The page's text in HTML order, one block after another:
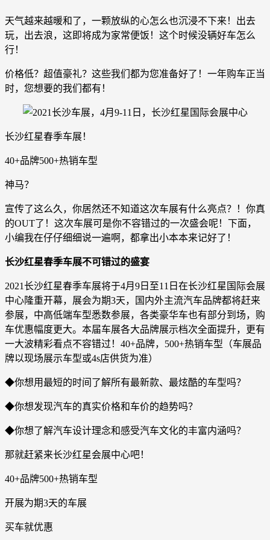
天气越来越暖和了，一颗放纵的心怎么也沉浸不下来！出去
玩，出去浪，这即将成为家常便饭！这个时候没辆好车怎么
行！
价格低？超值豪礼？这些我们都为您准备好了！一年购车正当
时，您想要的我们都有！
长沙红星春季车展！
40+品牌500+热销车型
神马？
宣传了这么久，你居然还不知道这次车展有什么亮点？！你真
的OUT了！这次车展可是你不容错过的一次盛会呢！下面，
小编我在仔仔细细说一遍啊，都拿出小本本来记好了！
长沙红星春季车展不可错过的盛宴
2021长沙红星春季车展将于4月9日至11日在长沙红星国际会展
中心隆重开幕，展会为期3天，国内外主流汽车品牌都将赶来
参展，中高低端车型悉数参展，各类豪华车也有部分到场，购
车优惠幅度更大。本届车展各大品牌展示档次全面提升，更有
一大波精彩看点不容错过！40+品牌，500+热销车型（车展品
牌以现场展示车型或4s店供货为准）
◆你想用最短的时间了解所有最新款、最炫酷的车型吗？
◆你想发现汽车的真实价格和车价的趋势吗？
◆你想了解汽车设计理念和感受汽车文化的丰富内涵吗？
那就赶紧来长沙红星会展中心吧！
40+品牌500+热销车型
开展为期3天的车展
买车就优惠